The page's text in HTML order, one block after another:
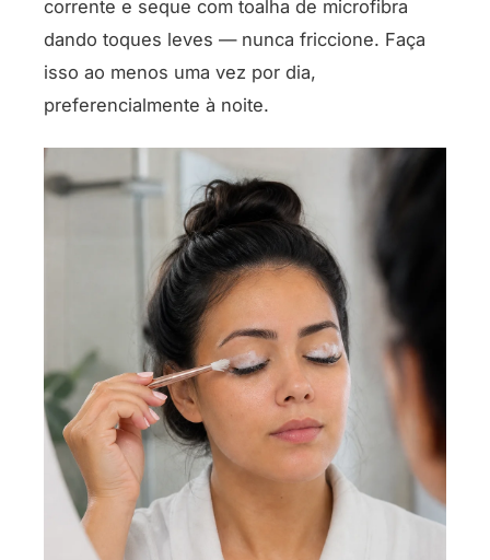
corrente e seque com toalha de microfibra
dando toques leves — nunca friccione. Faça
isso ao menos uma vez por dia,
preferencialmente à noite.